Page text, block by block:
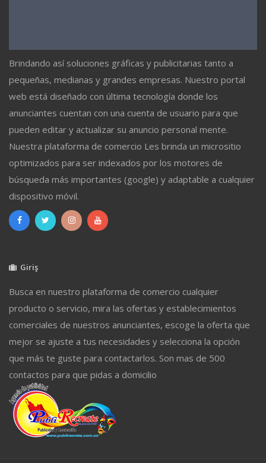
Brindando así soluciones gráficas y publicitarias tanto a
pequeñas, medianas y grandes empresas. Nuestro portal
web está diseñado con última tecnología donde los
anunciantes cuentan con una cuenta de usuario para que
pueden editar y actualizar su anuncio personal mente.
Nuestra plataforma de comercio Les brinda un micrositio
optimizados para ser indexados por los motores de
búsqueda más importantes (google) y adaptable a cualquier
dispositivo móvil.
Giriş
Busca en nuestro plataforma de comercio cualquier
producto o servicio, mira las ofertas y establecimientos
comerciales de nuestros anunciantes, escoge la oferta que
mejor se ajuste a tus necesidades y selecciona la opción
que más te guste para contactarlos. Son mas de 500
contactos para que pidas a domicilio